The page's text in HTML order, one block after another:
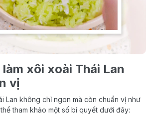
xôi xoài Thái Lan
vị
Lan không chỉ ngon mà còn chuẩn vị như
tham khảo một số bí quyết dưới đây: